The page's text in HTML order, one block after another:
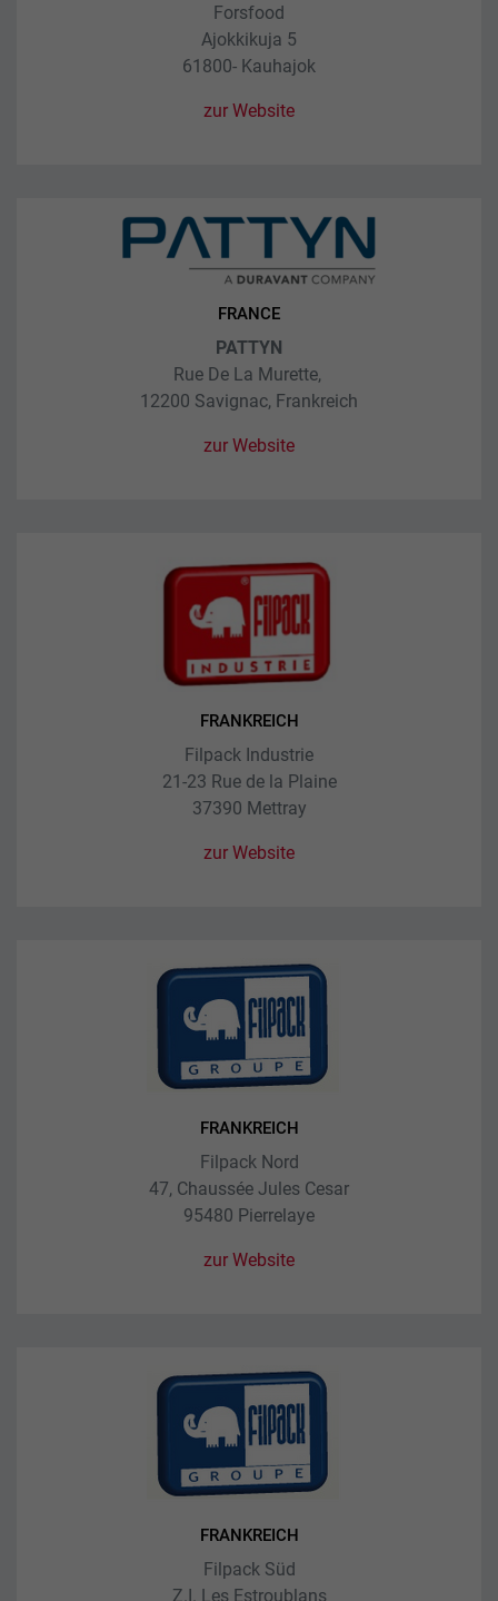
Forsfood
Ajokkikuja 5
61800- Kauhajok
zur Website
FRANCE
PATTYN
Rue De La Murette,
12200 Savignac, Frankreich
zur Website
FRANKREICH
Filpack Industrie
21-23 Rue de la Plaine
37390 Mettray
zur Website
FRANKREICH
Filpack Nord
47, Chaussée Jules Cesar
95480 Pierrelaye
zur Website
FRANKREICH
Filpack Süd
Z.I. Les Estroublans